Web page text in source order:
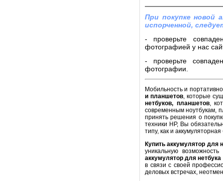
При покупке новой
испорченной,
- проверьте
фотографией у нас
- проверьте
фотографии.
Мобильность и
и планшетов, которые
нетбуков, планшетов,
современным ноутбукам,
принять решения о
техники HP, Вы
типу, как и
Купить аккумулятор для
уникальную
аккумулятор для нетбука
в связи с своей
деловых встречах,